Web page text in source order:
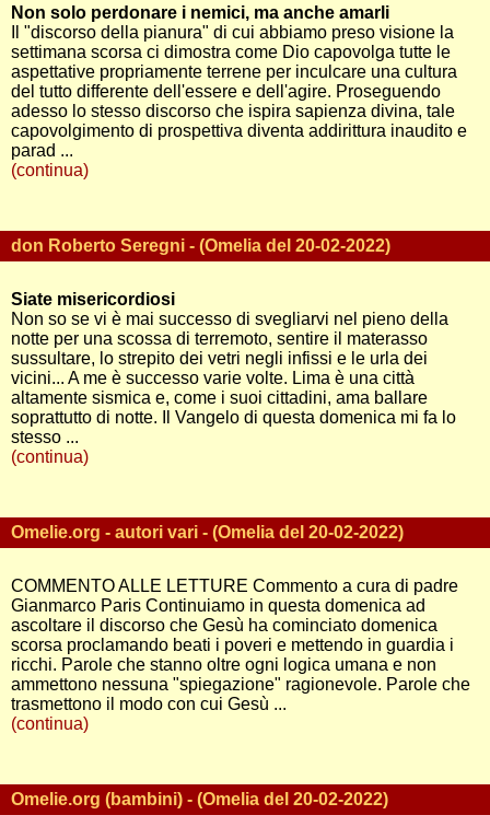
Non solo perdonare i nemici, ma anche amarli
Il "discorso della pianura" di cui abbiamo preso visione la
settimana scorsa ci dimostra come Dio capovolga tutte le
aspettative propriamente terrene per inculcare una cultura
del tutto differente dell'essere e dell'agire. Proseguendo
adesso lo stesso discorso che ispira sapienza divina, tale
capovolgimento di prospettiva diventa addirittura inaudito e
parad ...
(continua)
don Roberto Seregni - (Omelia del 20-02-2022)
Siate misericordiosi
Non so se vi è mai successo di svegliarvi nel pieno della
notte per una scossa di terremoto, sentire il materasso
sussultare, lo strepito dei vetri negli infissi e le urla dei
vicini... A me è successo varie volte. Lima è una città
altamente sismica e, come i suoi cittadini, ama ballare
soprattutto di notte. Il Vangelo di questa domenica mi fa lo
stesso ...
(continua)
Omelie.org - autori vari - (Omelia del 20-02-2022)
COMMENTO ALLE LETTURE Commento a cura di padre
Gianmarco Paris Continuiamo in questa domenica ad
ascoltare il discorso che Gesù ha cominciato domenica
scorsa proclamando beati i poveri e mettendo in guardia i
ricchi. Parole che stanno oltre ogni logica umana e non
ammettono nessuna "spiegazione" ragionevole. Parole che
trasmettono il modo con cui Gesù ...
(continua)
Omelie.org (bambini) - (Omelia del 20-02-2022)